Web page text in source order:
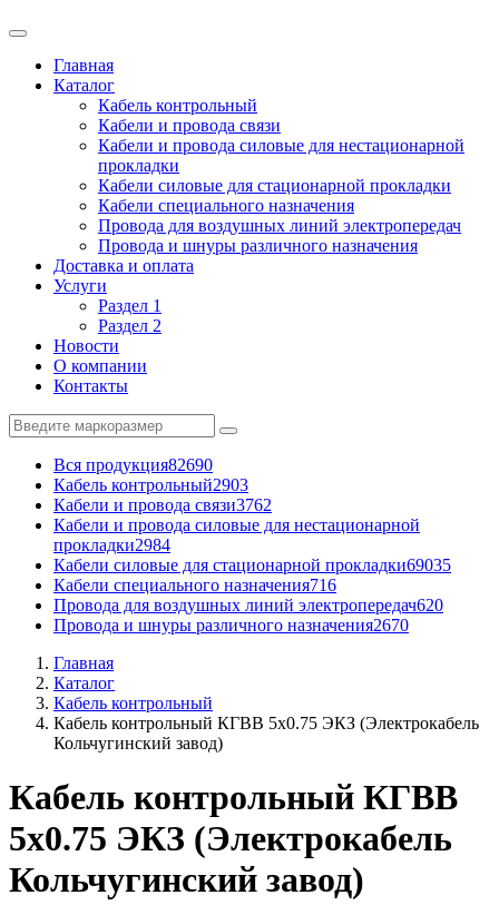
Главная
Каталог
Кабель контрольный
Кабели и провода связи
Кабели и провода силовые для нестационарной
прокладки
Кабели силовые для стационарной прокладки
Кабели специального назначения
Провода для воздушных линий электропередач
Провода и шнуры различного назначения
Доставка и оплата
Услуги
Раздел 1
Раздел 2
Новости
О компании
Контакты
Вся продукция82690
Кабель контрольный2903
Кабели и провода связи3762
Кабели и провода силовые для нестационарной
прокладки2984
Кабели силовые для стационарной прокладки69035
Кабели специального назначения716
Провода для воздушных линий электропередач620
Провода и шнуры различного назначения2670
Главная
Каталог
Кабель контрольный
Кабель контрольный КГВВ 5x0.75 ЭКЗ (Электрокабель
Кольчугинский завод)
Кабель контрольный КГВВ
5x0.75 ЭКЗ (Электрокабель
Кольчугинский завод)